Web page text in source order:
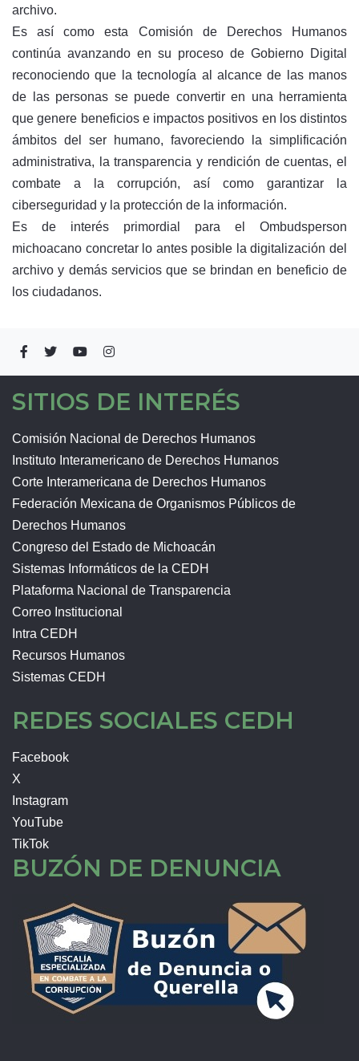
archivo.
Es así como esta Comisión de Derechos Humanos
continúa avanzando en su proceso de Gobierno Digital
reconociendo que la tecnología al alcance de las manos
de las personas se puede convertir en una herramienta
que genere beneficios e impactos positivos en los distintos
ámbitos del ser humano, favoreciendo la simplificación
administrativa, la transparencia y rendición de cuentas, el
combate a la corrupción, así como garantizar la
ciberseguridad y la protección de la información.
Es de interés primordial para el Ombudsperson
michoacano concretar lo antes posible la digitalización del
archivo y demás servicios que se brindan en beneficio de
los ciudadanos.
SITIOS DE INTERÉS
Comisión Nacional de Derechos Humanos
Instituto Interamericano de Derechos Humanos
Corte Interamericana de Derechos Humanos
Federación Mexicana de Organismos Públicos de
Derechos Humanos
Congreso del Estado de Michoacán
Sistemas Informáticos de la CEDH
Plataforma Nacional de Transparencia
Correo Institucional
Intra CEDH
Recursos Humanos
Sistemas CEDH
REDES SOCIALES CEDH
Facebook
X
Instagram
YouTube
TikTok
BUZÓN DE DENUNCIA